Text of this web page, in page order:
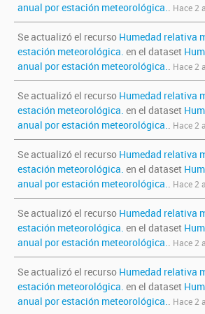
anual por estación meteorológica.. Hace 2
Se actualizó el recurso Humedad relativa
estación meteorológica. en el dataset
anual por estación meteorológica.. Hace 2
Se actualizó el recurso Humedad relativa
estación meteorológica. en el dataset
anual por estación meteorológica.. Hace 2
Se actualizó el recurso Humedad relativa
estación meteorológica. en el dataset
anual por estación meteorológica.. Hace 2
Se actualizó el recurso Humedad relativa
estación meteorológica. en el dataset
anual por estación meteorológica.. Hace 2
Se actualizó el recurso Humedad relativa
estación meteorológica. en el dataset
anual por estación meteorológica.. Hace 2